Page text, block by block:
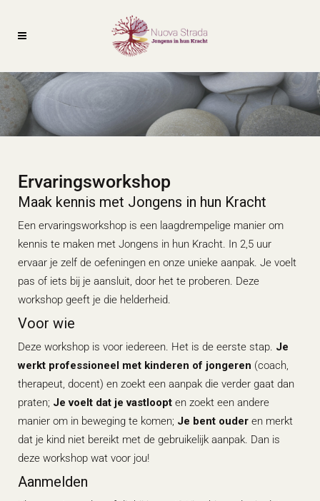
Ervaringsworkshop
Maak kennis met Jongens in hun Kracht
Een ervaringsworkshop is een laagdrempelige manier om
kennis te maken met Jongens in hun Kracht. In 2,5 uur
ervaar je zelf de oefeningen en onze unieke aanpak. Je voelt
pas of iets bij je aansluit, door het te proberen. Deze
workshop geeft je die helderheid.
Voor wie
Deze workshop is voor iedereen. Het is de eerste stap. Je
werkt professioneel met kinderen of jongeren (coach,
therapeut, docent) en zoekt een aanpak die verder gaat dan
praten; Je voelt dat je vastloopt en zoekt een andere
manier om in beweging te komen; Je bent ouder en merkt
dat je kind niet bereikt met de gebruikelijk aanpak. Dan is
deze workshop wat voor jou!
Aanmelden